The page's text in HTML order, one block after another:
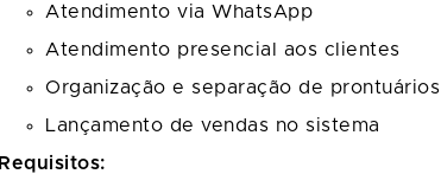
Atendimento via WhatsApp
Atendimento presencial aos clientes
Organização e separação de prontuários
Lançamento de vendas no sistema
Requisitos: